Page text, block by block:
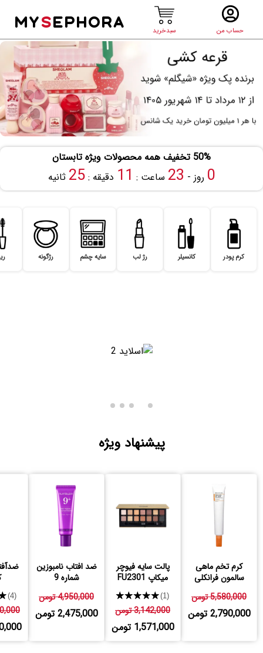
حساب من سبدخرید
MYSEPHORA
50% تخفیف همه محصولات ویژه تابستان
0 روز - 23 ساعت : 11 دقیقه :25 ثانیه
کرم پودر کانسیلر رژ لب سایه چشم رژگونه
پیشنهاد ویژه
کرم تخم ماهی
سالمون فرانکلی
5,580,000 تومن
2,790,000 تومن
پالت سایه فیوچر
میکاپ FU2301
★★★★★(1)
3,142,000 تومن
1,571,000 تومن
ضد افتاب نامبوزین
شماره 9
4,950,000 تومن
2,475,000 تومن
(4)